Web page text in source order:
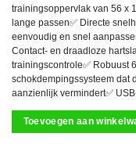
6 tot 15
Ja (7)
Met
Nee (12)
trainingsoppervlak van 56 x
lange passen✅ Directe
eenvoudig en snel
Contact- en draadloze
trainingscontrole✅ Robuust
schokdempingssysteem dat
aanzienlijk vermindert✅
Toevoegen aan